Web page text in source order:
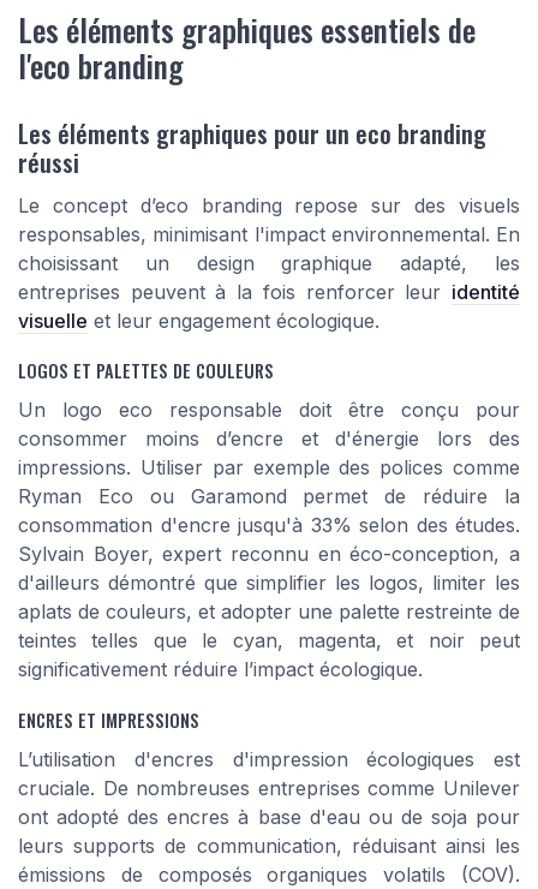
Les éléments graphiques essentiels de
l'eco branding
Les éléments graphiques pour un eco branding
réussi
Le concept d’eco branding repose sur des visuels
responsables, minimisant l'impact environnemental. En
choisissant un design graphique adapté, les
entreprises peuvent à la fois renforcer leur identité
visuelle et leur engagement écologique.
LOGOS ET PALETTES DE COULEURS
Un logo eco responsable doit être conçu pour
consommer moins d’encre et d'énergie lors des
impressions. Utiliser par exemple des polices comme
Ryman Eco ou Garamond permet de réduire la
consommation d'encre jusqu'à 33% selon des études.
Sylvain Boyer, expert reconnu en éco-conception, a
d'ailleurs démontré que simplifier les logos, limiter les
aplats de couleurs, et adopter une palette restreinte de
teintes telles que le cyan, magenta, et noir peut
significativement réduire l’impact écologique.
ENCRES ET IMPRESSIONS
L’utilisation d'encres d'impression écologiques est
cruciale. De nombreuses entreprises comme Unilever
ont adopté des encres à base d'eau ou de soja pour
leurs supports de communication, réduisant ainsi les
émissions de composés organiques volatils (COV).